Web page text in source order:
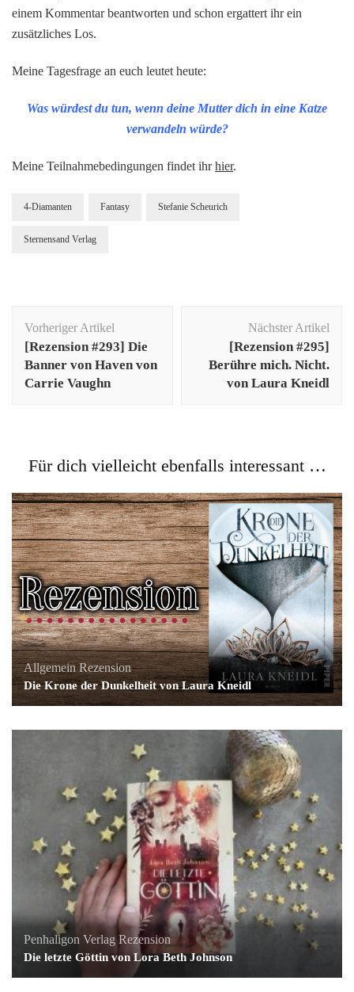
einem Kommentar beantworten und schon ergattert ihr ein
zusätzliches Los.
Meine Tagesfrage an euch leutet heute:
Was würdest du tun, wenn deine Mutter dich in eine Katze
verwandeln würde?
Meine Teilnahmebedingungen findet ihrhier.
4-Diamanten Fantasy Stefanie Scheurich
Sternensand Verlag
Vorheriger Artikel
[Rezension #293] Die
Banner von Haven von
Carrie Vaughn
Nächster Artikel
[Rezension #295]
Berühre mich. Nicht.
von Laura Kneidl
Für dich vielleicht ebenfalls interessant …
Allgemein Rezension
Die Krone der Dunkelheit von Laura Kneidl
Penhaligon Verlag Rezension
Die letzte Göttin von Lora Beth Johnson